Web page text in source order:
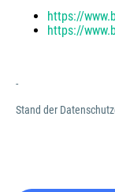
https://
https://
-
Stand der